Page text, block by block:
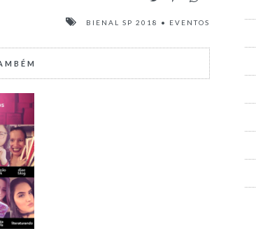
BIENAL SP 2018 • EVENTOS